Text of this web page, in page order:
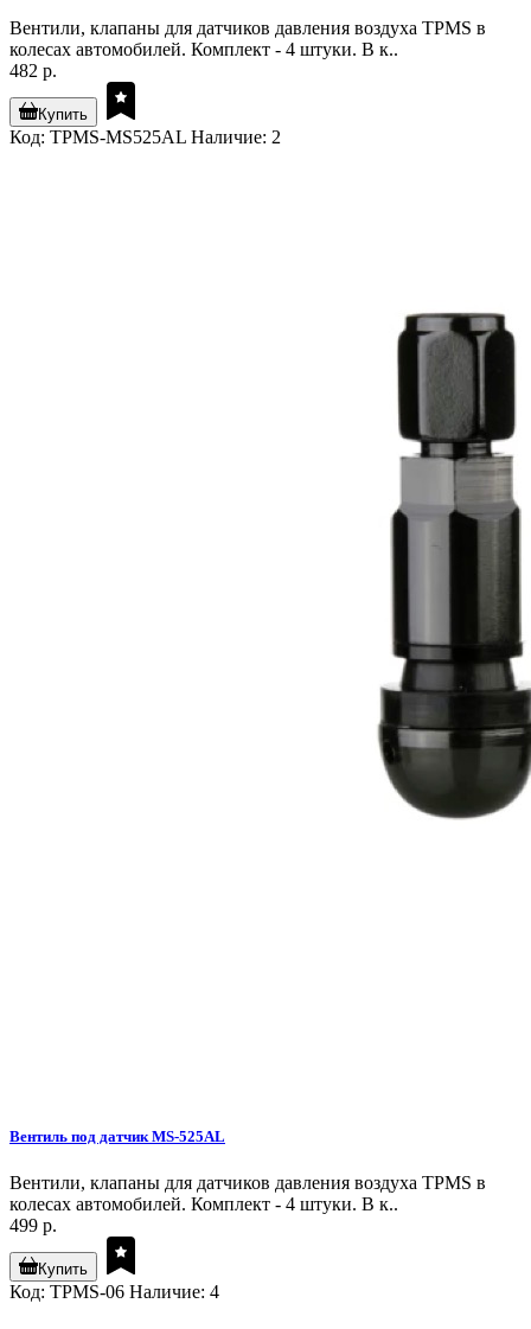
Вентили, клапаны для датчиков давления воздуха TPMS в
колесах автомобилей. Комплект - 4 штуки. В к..
482 р.
Купить
Код: TPMS-MS525AL Наличие: 2
Вентиль под датчик MS-525AL
Вентили, клапаны для датчиков давления воздуха TPMS в
колесах автомобилей. Комплект - 4 штуки. В к..
499 р.
Купить
Код: TPMS-06 Наличие: 4